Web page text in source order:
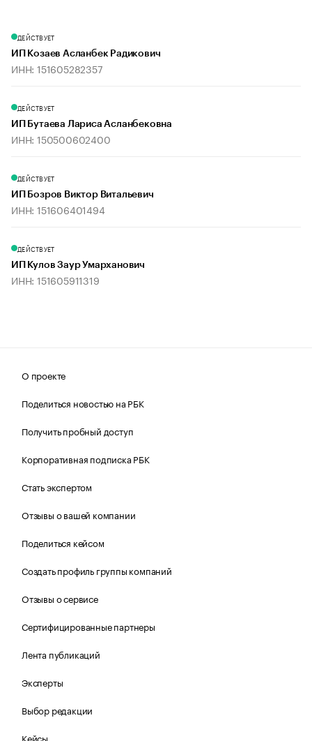
ДЕЙСТВУЕТ
ИП Козаев Асланбек Радикович
ИНН: 151605282357
ДЕЙСТВУЕТ
ИП Бутаева Лариса Асланбековна
ИНН: 150500602400
ДЕЙСТВУЕТ
ИП Бозров Виктор Витальевич
ИНН: 151606401494
ДЕЙСТВУЕТ
ИП Кулов Заур Умарханович
ИНН: 151605911319
О проекте
Поделиться новостью на РБК
Получить пробный доступ
Корпоративная подписка РБК
Стать экспертом
Отзывы о вашей компании
Поделиться кейсом
Создать профиль группы компаний
Отзывы о сервисе
Сертифицированные партнеры
Лента публикаций
Эксперты
Выбор редакции
Кейсы